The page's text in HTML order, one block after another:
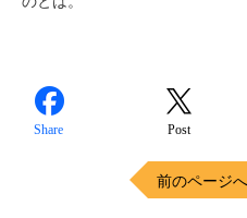
Share Post
前のページへ